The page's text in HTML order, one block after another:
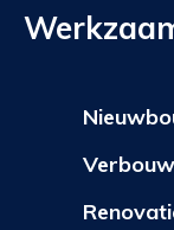
Verbouw